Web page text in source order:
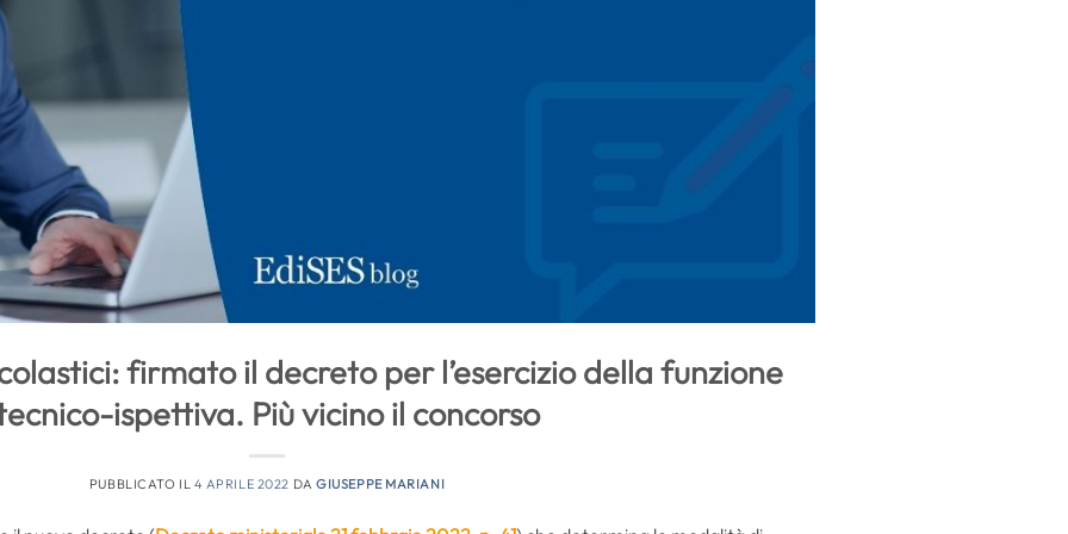
firmato il decreto per l’esercizio della funzione
ispettiva. Più vicino il concorso
PUBBLICATO IL 4 APRILE 2022 DAGIUSEPPE MARIANI